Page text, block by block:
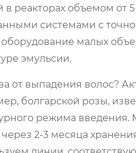
в реакторах объемом
системами с
малых
эмульсии.
от выпадения волос?
болгарской розы,
режима
2-3 месяца